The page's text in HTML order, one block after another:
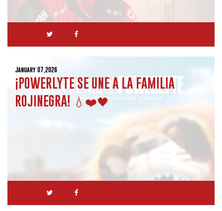
January 07,2026
¡POWERLYTE SE UNE A LA FAMILIA
ROJINEGRA! 💧❤️🖤